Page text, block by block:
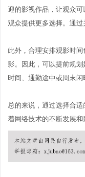
迎的影视作品，让观众
观众提供更多选择。通
此外，合理安排观影时
影。因此，可以提前规
时间、通勤途中或周末
总的来说，通过选择合
着网络技术的不断发展